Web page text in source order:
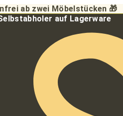
ab zwei Möbelstücken 🎁
auf Lagerware